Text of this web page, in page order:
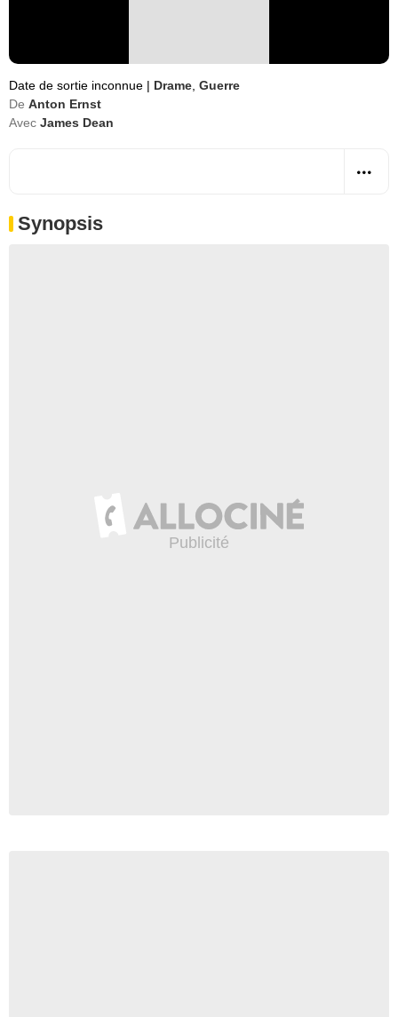
Date de sortie inconnue | Drame Guerre
De Anton Ernst
Avec James Dean
Synopsis